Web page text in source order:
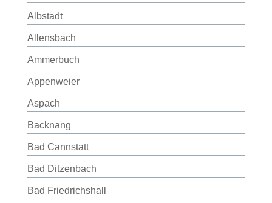
Albstadt
Allensbach
Ammerbuch
Appenweier
Aspach
Backnang
Bad Cannstatt
Bad Ditzenbach
Bad Friedrichshall